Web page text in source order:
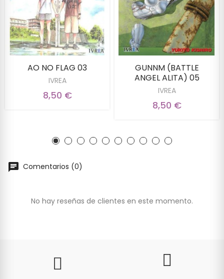
AO NO FLAG 03
IVREA
8,50 €
GUNNM (BATTLE
ANGEL ALITA) 05
IVREA
8,50 €
Comentarios (0)
No hay reseñas de clientes en este momento.